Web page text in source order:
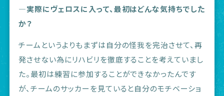
―実際にヴェロスに入って、最初はどんな気持ちでした
か？
チームというよりもまずは自分の怪我を完治させて、再
発させない為にリハビリを徹底することを考えていまし
た。最初は練習に参加することができなかったんです
が、チームのサッカーを見ていると自分のモチベーショ